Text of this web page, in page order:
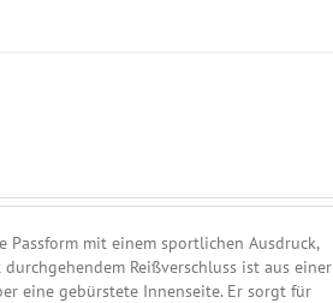
mit einem sportlichen Ausdruck,
Reißverschluss ist aus einer
eine gebürstete Innenseite. Er sorgt für